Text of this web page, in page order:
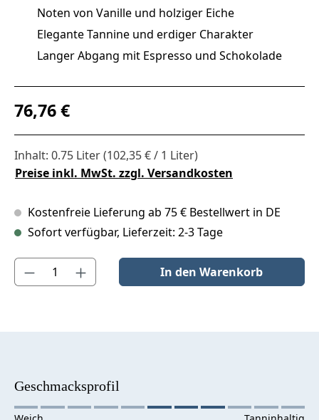
Noten von Vanille und holziger Eiche
Elegante Tannine und erdiger Charakter
Langer Abgang mit Espresso und Schokolade
Regulärer Preis:
76,76 €
Inhalt: 0.75 Liter(102,35 € / 1 Liter)
Preise inkl. MwSt. zzgl. Versandkosten
Kostenfreie Lieferung ab 75 € Bestellwert in DE
Sofort verfügbar, Lieferzeit: 2-3 Tage
Produkt Anzahl: Gib den gewünschten Wert ein oder benutze
In den Warenkorb
Geschmacksprofil